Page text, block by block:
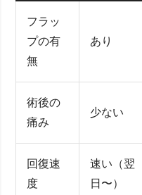
フラッ
プの有
無
あり
術後の
痛み
少ない
回復速
度
速い（翌
日〜）